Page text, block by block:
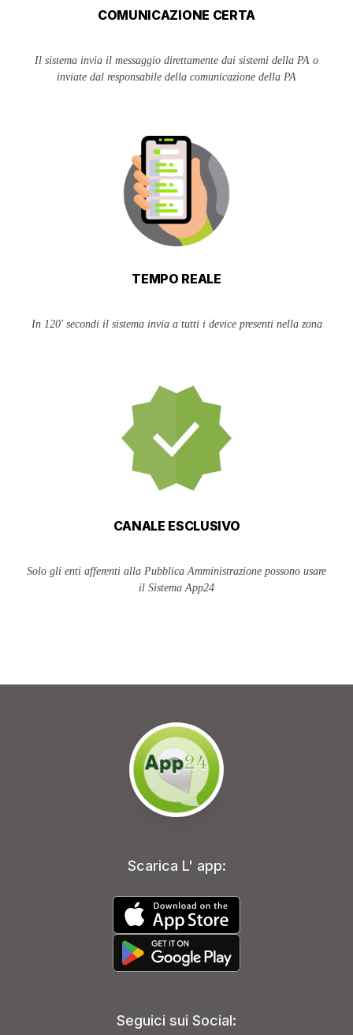
COMUNICAZIONE CERTA
Il sistema invia il messaggio direttamente dai sistemi della PA o
inviate dal responsabile della comunicazione della PA
TEMPO REALE
In 120' secondi il sistema invia a tutti i device presenti nella zona
CANALE ESCLUSIVO
Solo gli enti afferenti alla Pubblica Amministrazione possono usare
il Sistema App24
Scarica L' app:
Seguici sui Social: